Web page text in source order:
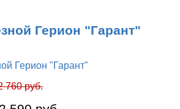
Герион "Гарант"
760 руб.